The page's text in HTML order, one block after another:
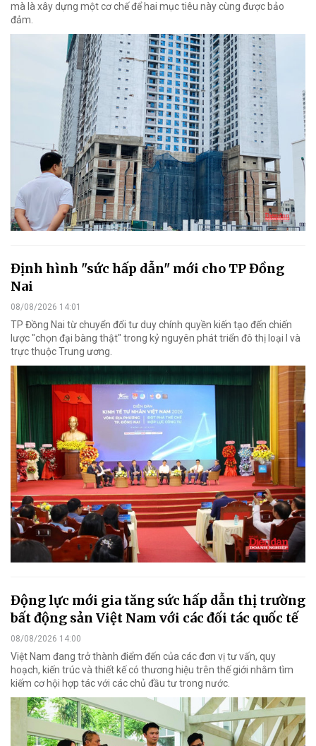
mà là xây dựng một cơ chế để hai mục tiêu này cùng được bảo
đảm.
Định hình "sức hấp dẫn" mới cho TP Đồng
Nai
08/08/2026 14:01
TP Đồng Nai từ chuyển đổi tư duy chính quyền kiến tạo đến chiến
lược "chọn đại bàng thật" trong kỷ nguyên phát triển đô thị loại I và
trực thuộc Trung ương.
Động lực mới gia tăng sức hấp dẫn thị trường
bất động sản Việt Nam với các đối tác quốc tế
08/08/2026 14:00
Việt Nam đang trở thành điểm đến của các đơn vị tư vấn, quy
hoạch, kiến trúc và thiết kế có thương hiệu trên thế giới nhằm tìm
kiếm cơ hội hợp tác với các chủ đầu tư trong nước.